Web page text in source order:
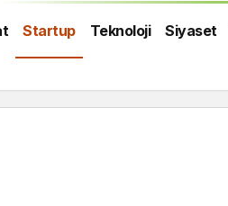
Startup Teknoloji Siyaset